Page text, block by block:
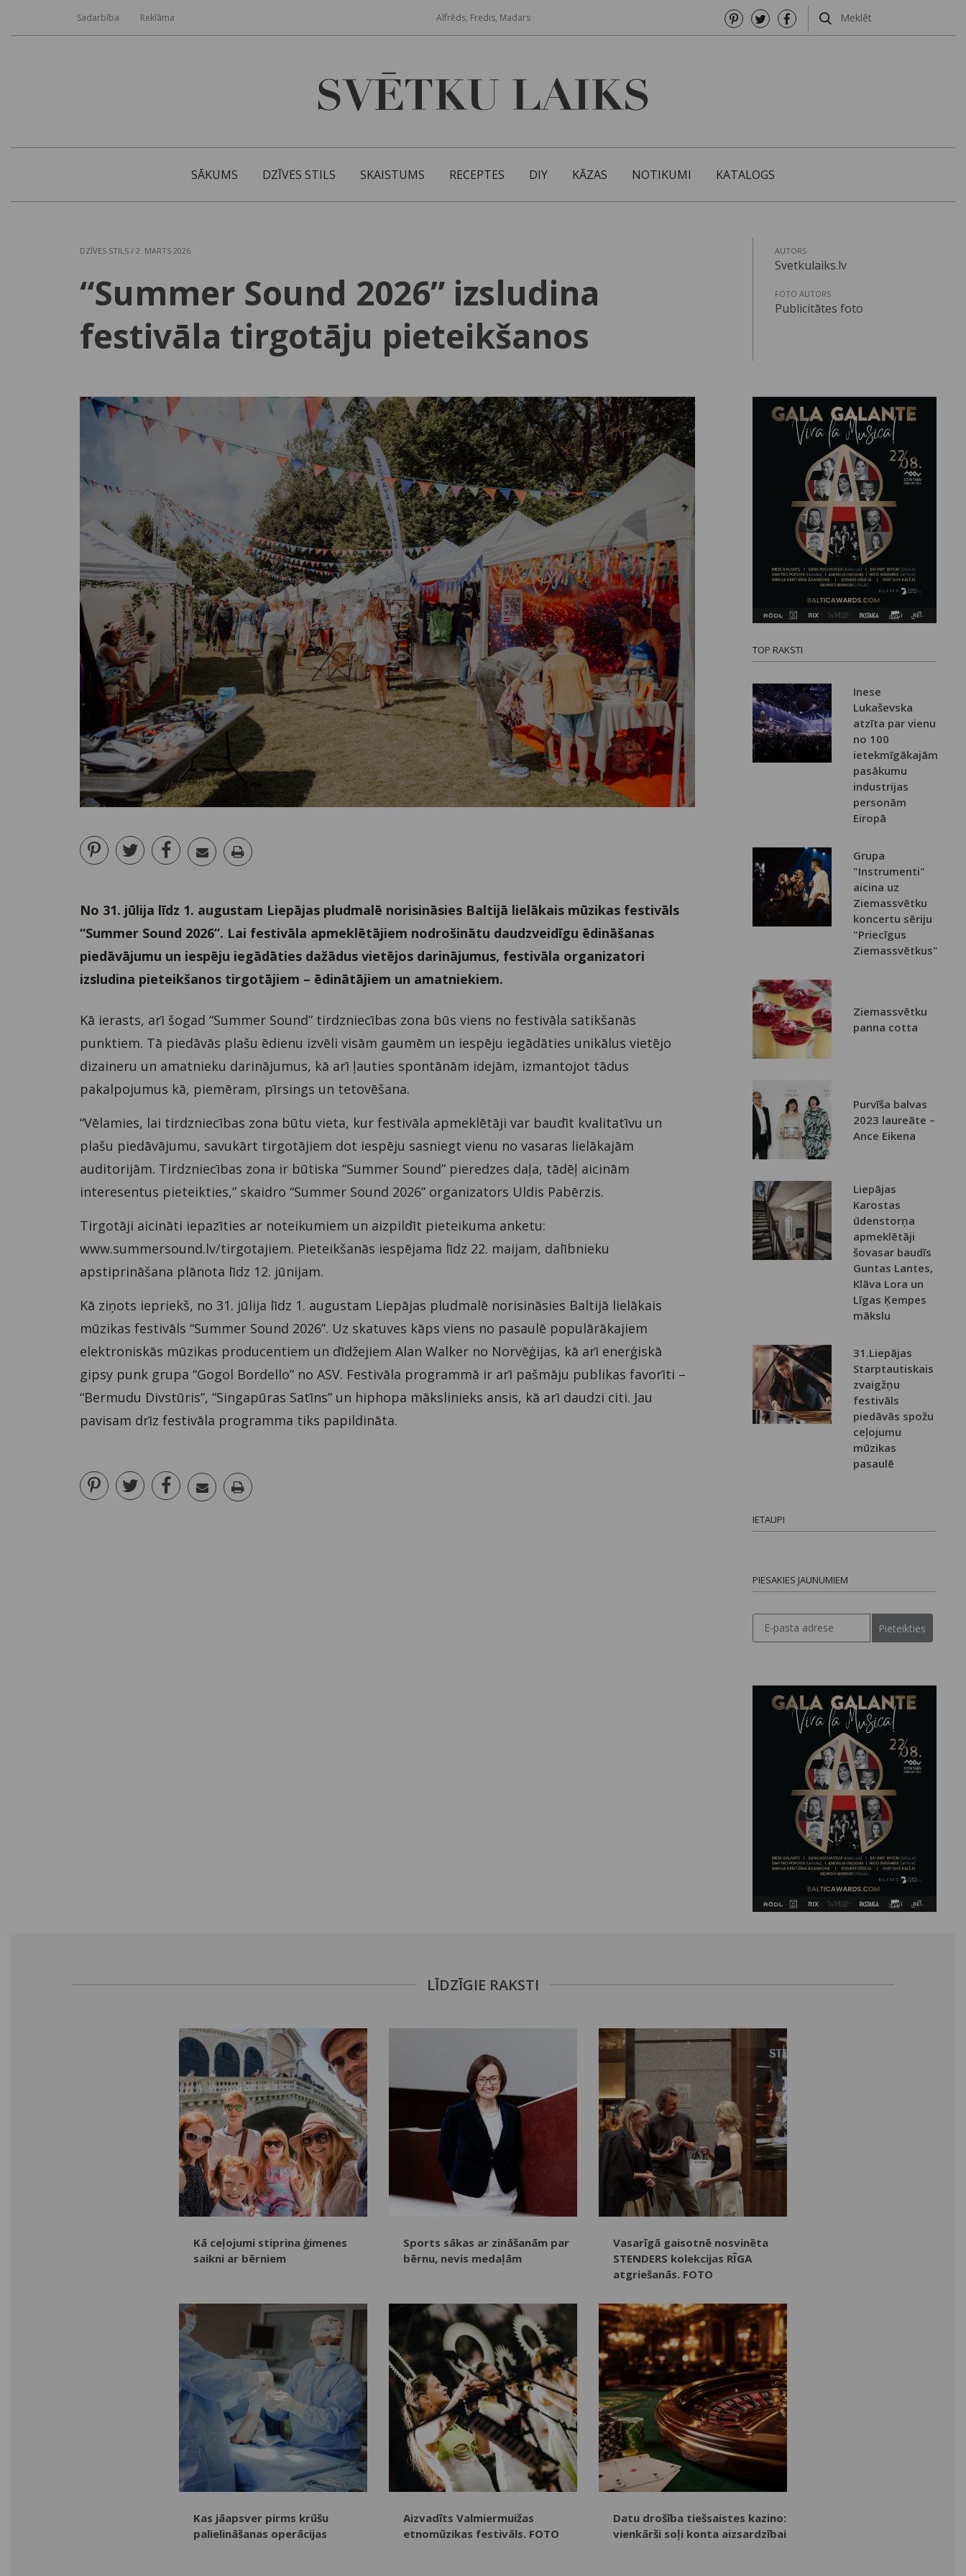
Sadarbība Reklāma Alfrēds, Fredis, Madars
SĀKUMS DZĪVES STILS SKAISTUMS RECEPTES DIY KĀZAS NOTIKUMI KATALOGS
DZĪVES STILS / 2. MARTS 2026
“Summer Sound 2026” izsludina
festivāla tirgotāju pieteikšanos
AUTORS
Svetkulaiks.lv
FOTO AUTORS
Publicitātes foto
No 31. jūlija līdz 1. augustam Liepājas pludmalē norisināsies Baltijā lielākais mūzikas festivāls
“Summer Sound 2026”. Lai festivāla apmeklētājiem nodrošinātu daudzveidīgu ēdināšanas
piedāvājumu un iespēju iegādāties dažādus vietējos darinājumus, festivāla organizatori
izsludina pieteikšanos tirgotājiem – ēdinātājiem un amatniekiem.
Kā ierasts, arī šogad “Summer Sound” tirdzniecības zona būs viens no festivāla satikšanās
punktiem. Tā piedāvās plašu ēdienu izvēli visām gaumēm un iespēju iegādāties unikālus vietējo
dizaineru un amatnieku darinājumus, kā arī ļauties spontānām idejām, izmantojot tādus
pakalpojumus kā, piemēram, pīrsings un tetovēšana.
“Vēlamies, lai tirdzniecības zona būtu vieta, kur festivāla apmeklētāji var baudīt kvalitatīvu un
plašu piedāvājumu, savukārt tirgotājiem dot iespēju sasniegt vienu no vasaras lielākajām
auditorijām. Tirdzniecības zona ir būtiska “Summer Sound” pieredzes daļa, tādēļ aicinām
interesentus pieteikties,” skaidro “Summer Sound 2026” organizators Uldis Pabērzis.
Tirgotāji aicināti iepazīties ar noteikumiem un aizpildīt pieteikuma anketu:
www.summersound.lv/tirgotajiem. Pieteikšanās iespējama līdz 22. maijam, dalībnieku
apstiprināšana plānota līdz 12. jūnijam.
Kā ziņots iepriekš, no 31. jūlija līdz 1. augustam Liepājas pludmalē norisināsies Baltijā lielākais
mūzikas festivāls “Summer Sound 2026”. Uz skatuves kāps viens no pasaulē populārākajiem
elektroniskās mūzikas producentiem un dīdžejiem Alan Walker no Norvēģijas, kā arī enerģiskā
gipsy punk grupa “Gogol Bordello” no ASV. Festivāla programmā ir arī pašmāju publikas favorīti –
“Bermudu Divstūris”, “Singapūras Satīns” un hiphopa mākslinieks ansis, kā arī daudzi citi. Jau
pavisam drīz festivāla programma tiks papildināta.
TOP RAKSTI
Inese
Lukaševska
atzīta par vienu
no 100
ietekmīgākajām
pasākumu
industrijas
personām
Eiropā
Grupa
"Instrumenti"
aicina uz
Ziemassvētku
koncertu sēriju
"Priecīgus
Ziemassvētkus"
Ziemassvētku
panna cotta
Purvīša balvas
2023 laureāte –
Ance Eikena
Liepājas
Karostas
ūdenstorņa
apmeklētāji
šovasar baudīs
Guntas Lantes,
Klāva Lora un
Līgas Ķempes
mākslu
31.Liepājas
Starptautiskais
zvaigžņu
festivāls
piedāvās spožu
ceļojumu
mūzikas
pasaulē
IETAUPI
PIESAKIES JAUNUMIEM
Pieteikties
LĪDZĪGIE RAKSTI
Kā ceļojumi stiprina ģimenes
saikni ar bērniem
Sports sākas ar zināšanām par
bērnu, nevis medaļām
Vasarīgā gaisotnē nosvinēta
STENDERS kolekcijas RĪGA
atgriešanās. FOTO
Kas jāapsver pirms krūšu
palielināšanas operācijas
Aizvadīts Valmiermuižas
etnomūzikas festivāls. FOTO
Datu drošība tiešsaistes kazino:
vienkārši soļi konta aizsardzībai